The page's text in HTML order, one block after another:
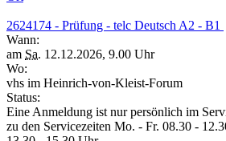
2624174 - Prüfung - telc Deutsch A2 - B1
Wann:
am Sa. 12.12.2026, 9.00 Uhr
Wo:
vhs im Heinrich-von-Kleist-Forum
Status:
Eine Anmeldung ist nur persönlich im
zu den Servicezeiten Mo. - Fr. 08.30 -